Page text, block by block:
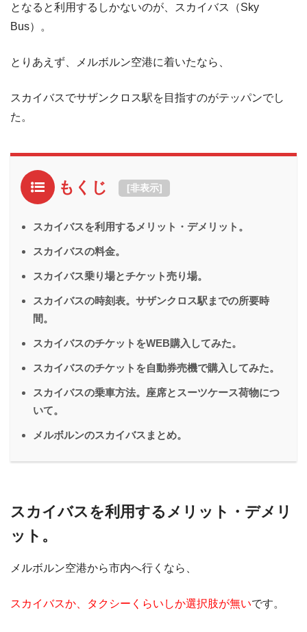
となると利用するしかないのが、スカイバス（Sky
Bus）。
とりあえず、メルボルン空港に着いたなら、
スカイバスでサザンクロス駅を目指すのがテッパンでし
た。
もくじ [非表示]
スカイバスを利用するメリット・デメリット。
スカイバスの料金。
スカイバス乗り場とチケット売り場。
スカイバスの時刻表。サザンクロス駅までの所要時
間。
スカイバスのチケットをWEB購入してみた。
スカイバスのチケットを自動券売機で購入してみた。
スカイバスの乗車方法。座席とスーツケース荷物につ
いて。
メルボルンのスカイバスまとめ。
スカイバスを利用するメリット・デメリ
ット。
メルボルン空港から市内へ行くなら、
スカイバスか、タクシーくらいしか選択肢が無いです。